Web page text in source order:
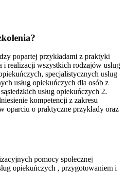
popartej przykładami z praktyki
i realizacji wszystkich rodzajów usług
specjalistycznych usług
usług opiekuńczych dla osób z
usług opiekuńczych 2.
kompetencji z zakresu
oparciu o praktyczne przykłady oraz
pomocy społecznej
opiekuńczych , przygotowaniem i